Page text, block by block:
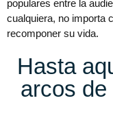
populares entre la
cualquiera, no importa
recomponer su vida.
Hasta
arcos de